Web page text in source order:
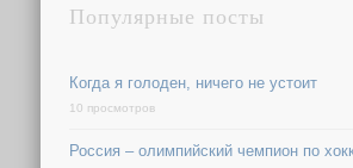
Популярные посты
Когда я голоден, ничего не устоит
10 просмотров
Россия – олимпийский чемпион по